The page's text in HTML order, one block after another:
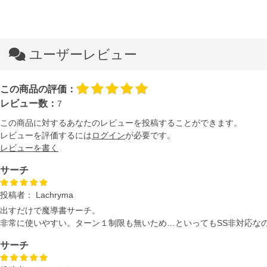
ユーザーレビュー
この商品の評価：
レビュー数： 7
この商品に対するあなたのレビューを投稿することができます。
レビューを評価するにはログインが必要です。
レビューを書く
サーチ
投稿者：
Lachryma
出すだけで魔導書サーチ。
非常に使いやすい。ターン１制限も無いため…といってもSS非対応な
サーチ